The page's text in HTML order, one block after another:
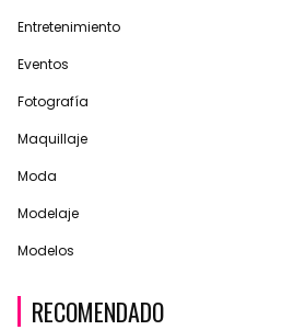
Entretenimiento
Eventos
Fotografía
Maquillaje
Moda
Modelaje
Modelos
RECOMENDADO